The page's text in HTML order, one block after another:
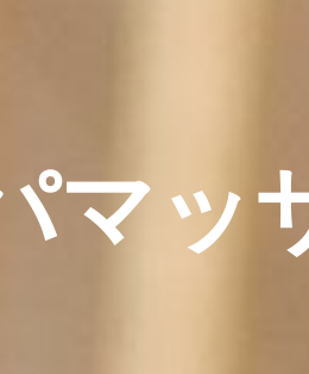
マッ